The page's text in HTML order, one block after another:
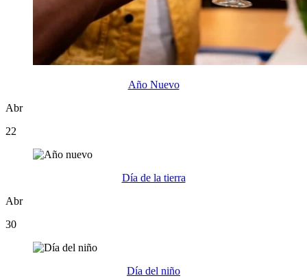
Año Nuevo
Abr
22
Día de la tierra
Abr
30
Día del niño